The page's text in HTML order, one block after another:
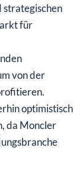
strategischen
für
von der
optimistisch
da Moncler